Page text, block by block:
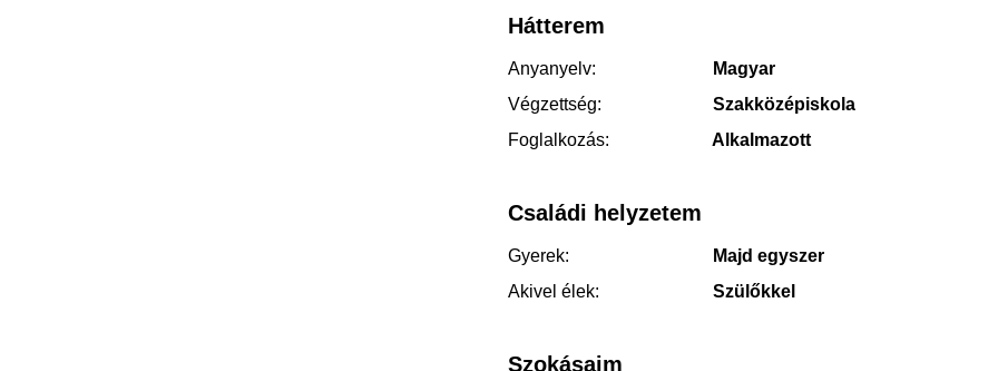
Hátterem
Anyanyelv:
Magyar
Végzettség:
Szakközépiskola
Foglalkozás:
Alkalmazott
Családi helyzetem
Gyerek:
Majd egyszer
Akivel élek:
Szülőkkel
Szokásaim